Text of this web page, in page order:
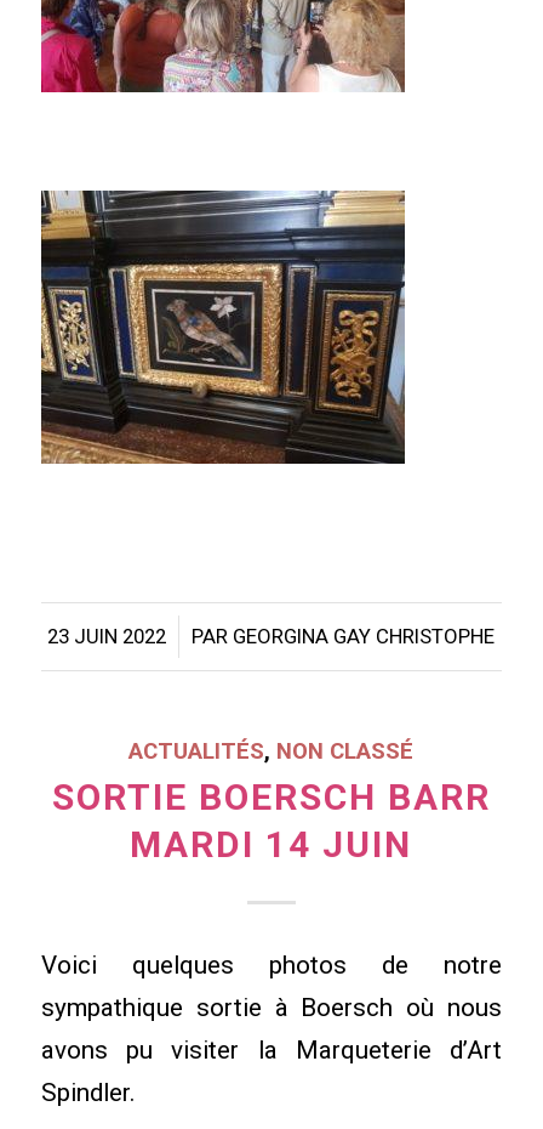
23 JUIN 2022
/ PAR GEORGINA GAY CHRISTOPHE
ACTUALITÉS, NON CLASSÉ
SORTIE BOERSCH BARR
MARDI 14 JUIN
Voici quelques photos de notre
sympathique sortie à Boersch où nous
avons pu visiter la Marqueterie d’Art
Spindler.